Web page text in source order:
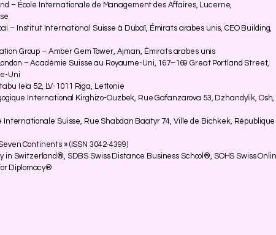
– École Internationale de Management des Affaires, Lucerne,
– Institut International Suisse à Dubaï, Émirats arabes unis, CEO Building,
Group – Amber Gem Tower, Ajman, Émirats arabes unis
– Académie Suisse au Royaume-Uni, 167–169 Great Portland Street,
Uni
Iela 52, LV-1011 Riga, Lettonie
International Kirghizo-Ouzbek, Rue Gafanzarova 53, Dzhandylik, Osh,
Internationale Suisse, Rue Shabdan Baatyr 74, Ville de Bichkek, République
Continents » (ISSN 3042-4399)
in Switzerland®, SDBS Swiss Distance Business School®, SOHS Swiss
Diplomacy®